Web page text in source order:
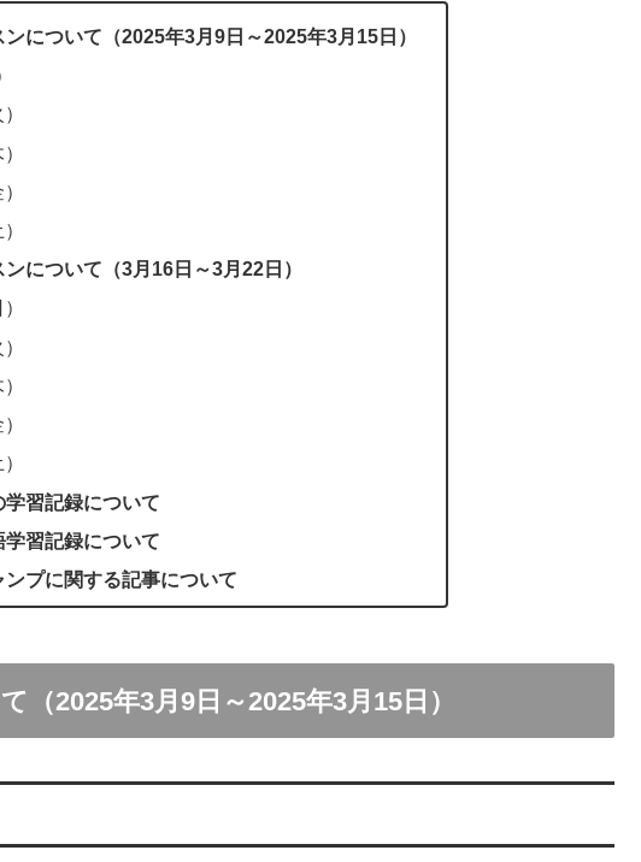
について（2025年3月9日～2025年3月15日）
について（3月16日～3月22日）
習記録について
学習記録について
プに関する記事について
（2025年3月9日～2025年3月15日）